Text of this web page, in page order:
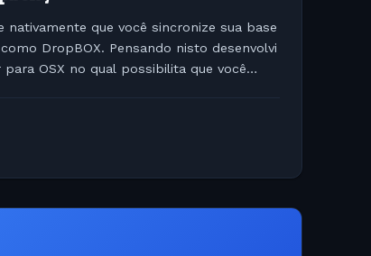
que você sincronize sua base
DropBOX. Pensando nisto desenvolvi
OSX no qual possibilita que você